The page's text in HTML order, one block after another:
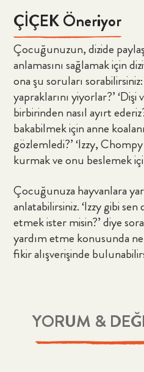
ÇİÇEK Öneriyor
Çocuğunuzun, dizide
anlamasını sağlamak için
ona şu soruları
yapraklarını yiyorlar?’ ‘Dişi
birbirinden nasıl ayırt
bakabilmek için anne
gözlemledi?’ ‘Izzy,
kurmak ve onu beslemek
Çocuğunuza hayvanlara
anlatabilirsiniz. ‘Izzy gibi
etmek ister misin?’ diye
yardım etme konusunda
fikir alışverişinde
YORUM &